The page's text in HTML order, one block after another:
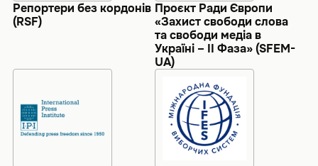
Репортери без кордонів
(RSF)
Проєкт Ради Європи
«Захист свободи слова
та свободи медіа в
Україні – ІІ Фаза» (SFEM-
UA)